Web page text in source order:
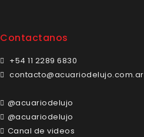
Contactanos
+54 11 2289 6830
contacto@acuariodelujo.com.ar
@acuariodelujo
@acuariodelujo
Canal de videos